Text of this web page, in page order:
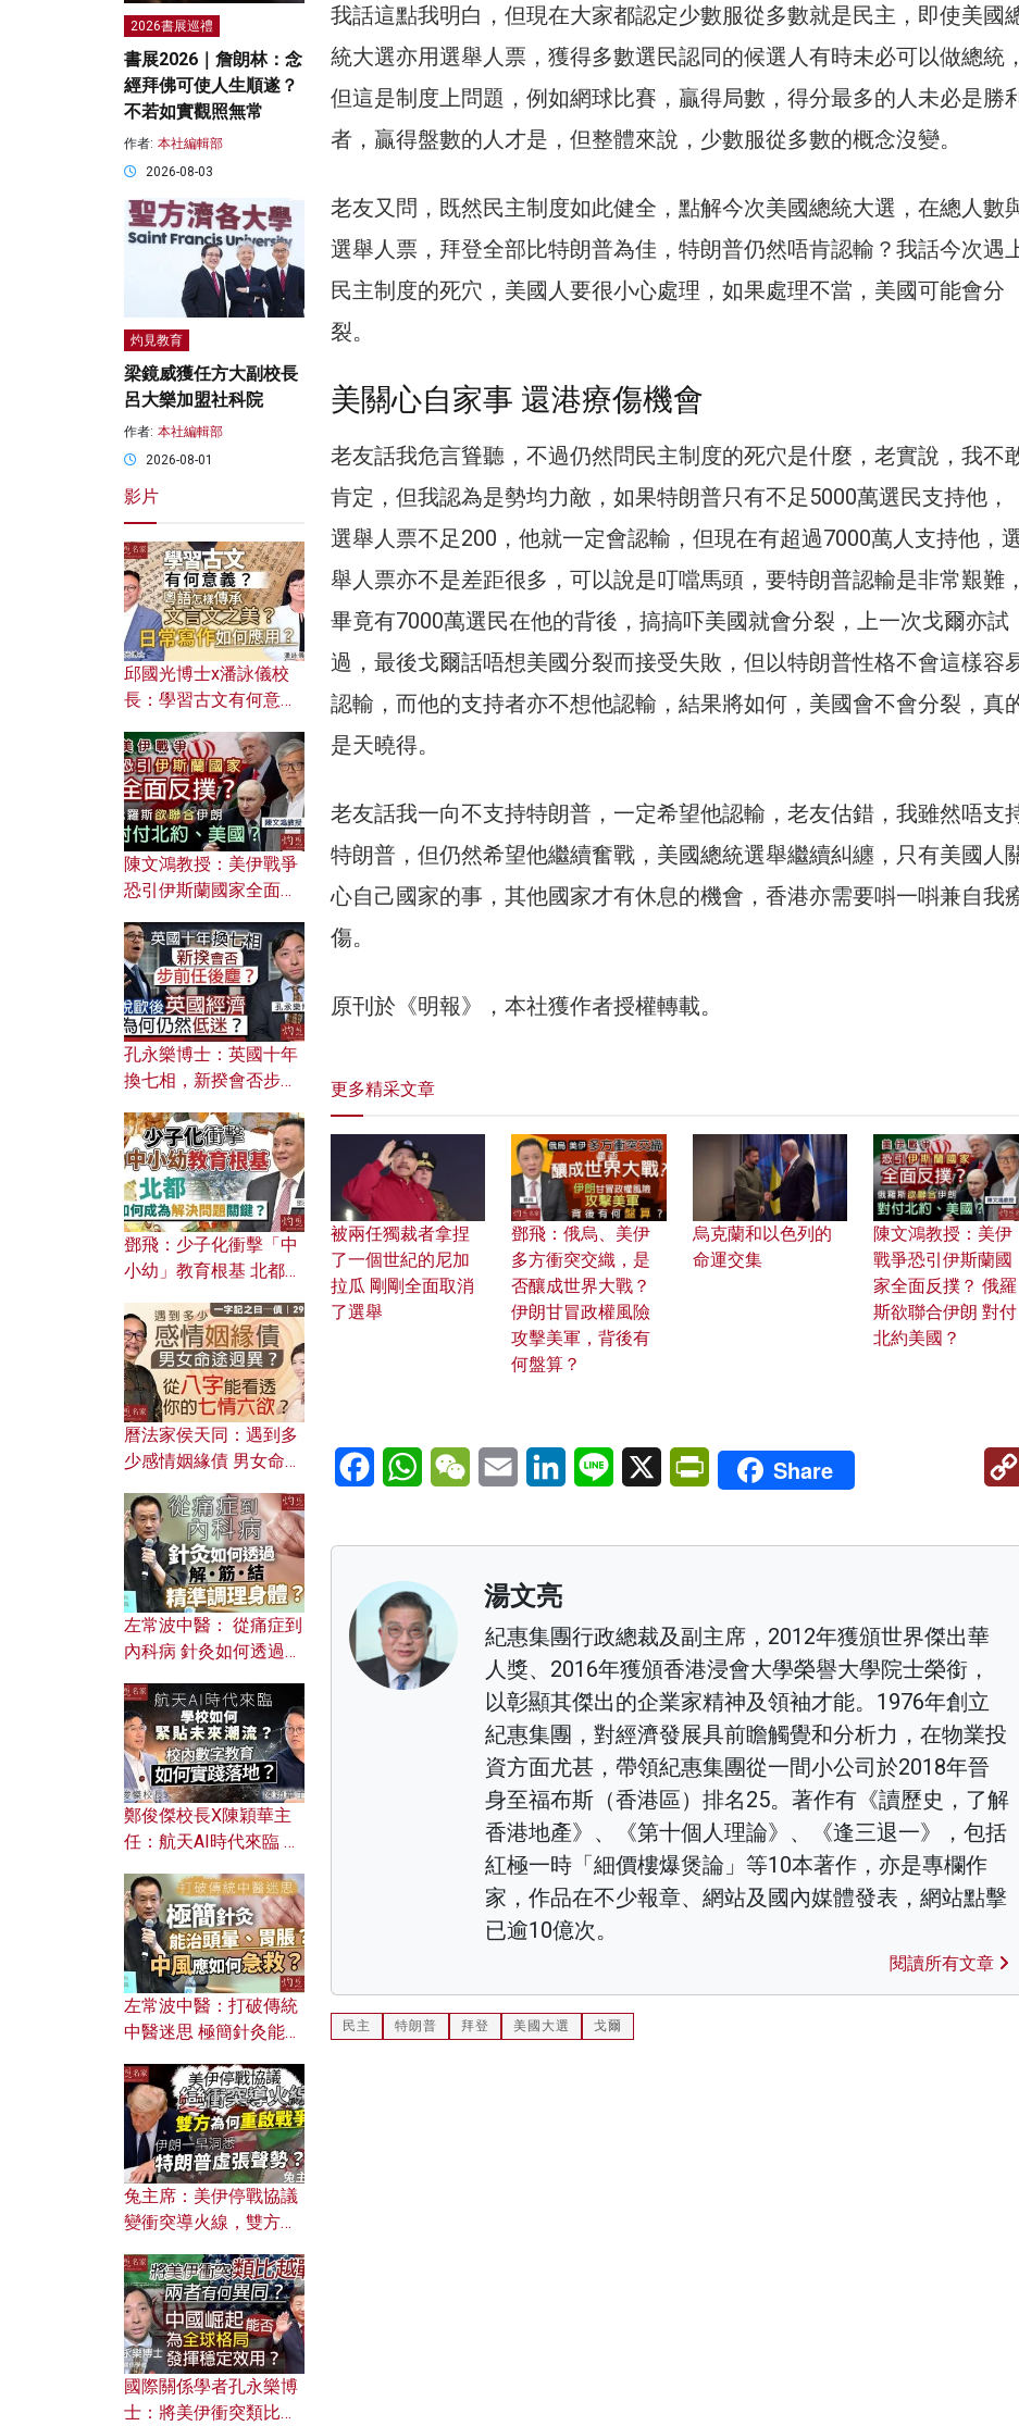
我話這點我明白，但現在大家都認定少數服從多數就是民主，即使美國
統大選亦用選舉人票，獲得多數選民認同的候選人有時未必可以做總統，
但這是制度上問題，例如網球比賽，贏得局數，得分最多的人未必是勝
者，贏得盤數的人才是，但整體來說，少數服從多數的概念沒變。
老友又問，既然民主制度如此健全，點解今次美國總統大選，在總人數
選舉人票，拜登全部比特朗普為佳，特朗普仍然唔肯認輸？我話今次遇
民主制度的死穴，美國人要很小心處理，如果處理不當，美國可能會分
裂。
美關心自家事 還港療傷機會
老友話我危言聳聽，不過仍然問民主制度的死穴是什麼，老實說，我不
肯定，但我認為是勢均力敵，如果特朗普只有不足5000萬選民支持他，
選舉人票不足200，他就一定會認輸，但現在有超過7000萬人支持他，
舉人票亦不是差距很多，可以說是叮噹馬頭，要特朗普認輸是非常艱難，
畢竟有7000萬選民在他的背後，搞搞吓美國就會分裂，上一次戈爾亦試
過，最後戈爾話唔想美國分裂而接受失敗，但以特朗普性格不會這樣容
認輸，而他的支持者亦不想他認輸，結果將如何，美國會不會分裂，真
是天曉得。
老友話我一向不支持特朗普，一定希望他認輸，老友估錯，我雖然唔支
特朗普，但仍然希望他繼續奮戰，美國總統選舉繼續糾纏，只有美國人
心自己國家的事，其他國家才有休息的機會，香港亦需要唞一唞兼自我
傷。
原刊於《明報》，本社獲作者授權轉載。
更多精采文章
被兩任獨裁者拿捏
了一個世紀的尼加
拉瓜 剛剛全面取消
了選舉
鄧飛：俄烏、美伊
多方衝突交織，是
否釀成世界大戰？
伊朗甘冒政權風險
攻擊美軍，背後有
何盤算？
烏克蘭和以色列的
命運交集
陳文鴻教授：美伊
戰爭恐引伊斯蘭國
家全面反撲？ 俄羅
斯欲聯合伊朗 對付
北約美國？
FacebookWhatsAppWeChatEmail LinkedInLine X PrintFriendly
Share
湯文亮
紀惠集團行政總裁及副主席，2012年獲頒世界傑出華
人獎、2016年獲頒香港浸會大學榮譽大學院士榮銜，
以彰顯其傑出的企業家精神及領袖才能。1976年創立
紀惠集團，對經濟發展具前瞻觸覺和分析力，在物業投
資方面尤甚，帶領紀惠集團從一間小公司於2018年晉
身至福布斯（香港區）排名25。著作有《讀歷史，了解
香港地產》、《第十個人理論》、《逢三退一》，包括
紅極一時「細價樓爆煲論」等10本著作，亦是專欄作
家，作品在不少報章、網站及國內媒體發表，網站點擊
已逾10億次。
閱讀所有文章
民主 特朗普 拜登 美國大選 戈爾
2026書展巡禮
書展2026｜詹朗林：念
經拜佛可使人生順遂？
不若如實觀照無常
作者: 本社編輯部
2026-08-03
灼見教育
梁鏡威獲任方大副校長
呂大樂加盟社科院
作者: 本社編輯部
2026-08-01
影片
邱國光博士x潘詠儀校
長：學習古文有何意
文之美？ 日常寫作如何
應用？
陳文鴻教授：美伊戰爭
恐引伊斯蘭國家全面反
對付北約美國？
孔永樂博士：英國十年
換七相，新揆會否步前
濟為何仍然低迷？
鄧飛：少子化衝擊「中
小幼」教育根基 北都如
曆法家侯天同：遇到多
少感情姻緣債 男女命途
的七情六欲？
左常波中醫： 從痛症到
內科病 針灸如何透過解
鄭俊傑校長X陳穎華主
任：航天AI時代來臨 學
校內數字教育如何實踐
落地？
左常波中醫：打破傳統
中醫迷思 極簡針灸能治
何急救？
兔主席：美伊停戰協議
變衝突導火線，雙方為
洞悉特朗普虛張聲勢？
國際關係學者孔永樂博
士：將美伊衝突類比越